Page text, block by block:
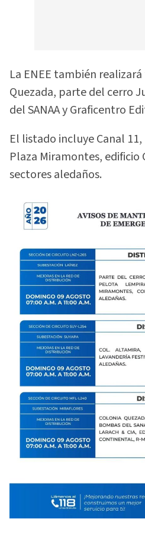
La ENEE también
Quezada, parte del cerro
del SANAA y Graficentro
El listado incluye Canal
Plaza Miramontes,
sectores aledaños.